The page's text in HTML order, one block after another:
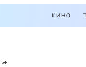
КИНО